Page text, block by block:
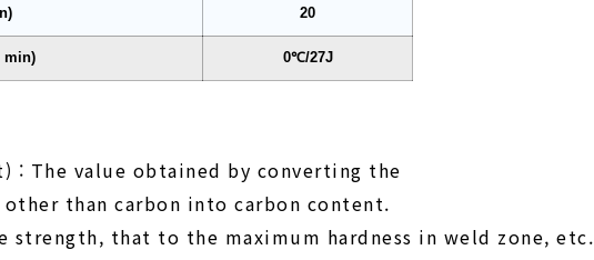
20
min) 0℃/27J
: The value obtained by converting the
than carbon into carbon content.
strength, that to the maximum hardness in weld zone, etc.